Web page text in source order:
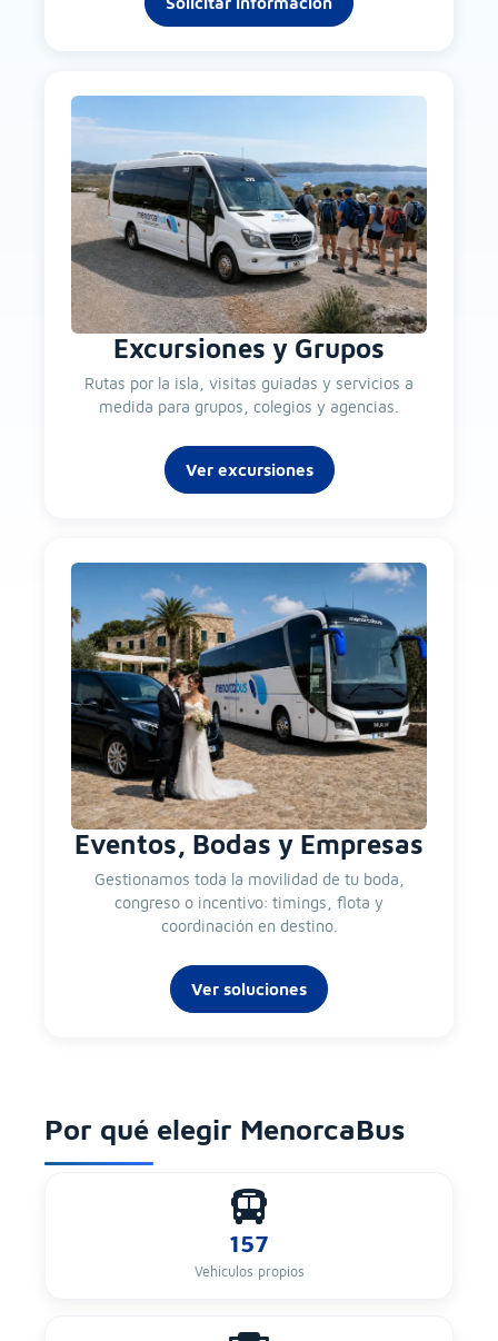
Excursiones y Grupos
Rutas por la isla, visitas guiadas y servicios a
medida para grupos, colegios y agencias.
Ver excursiones
Eventos, Bodas y Empresas
Gestionamos toda la movilidad de tu boda,
congreso o incentivo: timings, flota y
coordinación en destino.
Ver soluciones
Por qué elegir MenorcaBus
157
Vehículos propios